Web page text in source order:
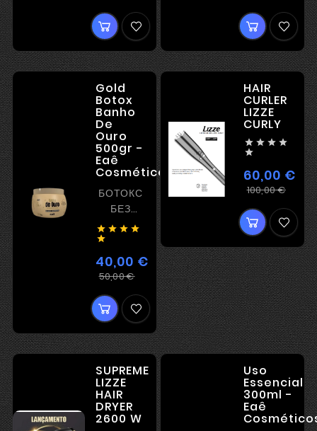
ЭФФЕКТОМ
ПЛЕНКООБРАЗОВАНИЯ
цена
цена
Gold
Botox
Banho
De
Ouro
500gr -
Eaê
Cosméticos
БОТОКС
БЕЗ
ВЫПРЯМЛЕНИЯ
   

40,00 €
50,00 €
Регулярная
цена
Цена
HAIR
CURLER
LIZZE
CURLY
   

60,00 €
100,00 €
цена
Цена
SUPREME
LIZZE
HAIR
DRYER
2600 W
Uso
Essencial
300ml -
Eaê